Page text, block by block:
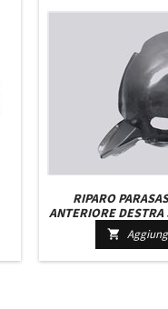
RIPARO
ANTERIORE DESTRA
IN
